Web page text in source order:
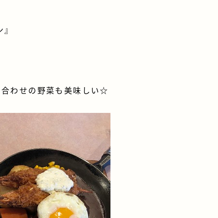
わせの野菜も美味しい☆